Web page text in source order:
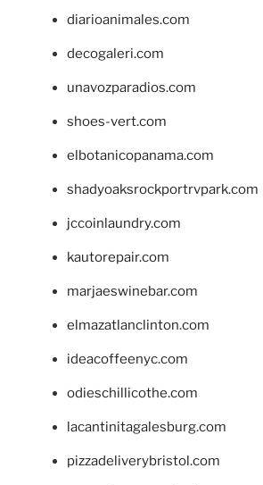
diarioanimales.com
decogaleri.com
unavozparadios.com
shoes-vert.com
elbotanicopanama.com
shadyoaksrockportrvpark.com
jccoinlaundry.com
kautorepair.com
marjaeswinebar.com
elmazatlanclinton.com
ideacoffeenyc.com
odieschillicothe.com
lacantinitagalesburg.com
pizzadeliverybristol.com